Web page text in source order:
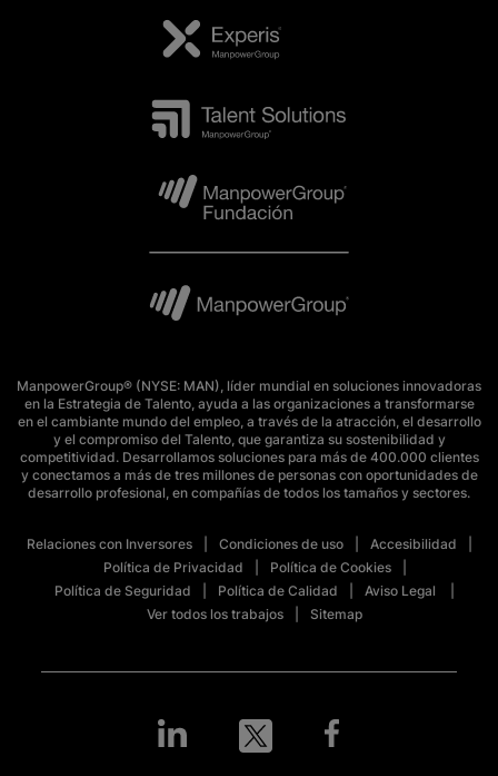
ManpowerGroup® (NYSE: MAN), líder mundial en soluciones innovadoras
en la Estrategia de Talento, ayuda a las organizaciones a transformarse
en el cambiante mundo del empleo, a través de la atracción, el desarrollo
y el compromiso del Talento, que garantiza su sostenibilidad y
competitividad. Desarrollamos soluciones para más de 400.000 clientes
y conectamos a más de tres millones de personas con oportunidades de
desarrollo profesional, en compañías de todos los tamaños y sectores.
Relaciones con Inversores Condiciones de uso
Accesibilidad
Política de Privacidad
Política de Cookies
Política de Seguridad
Política de Calidad
Aviso Legal
Ver todos los trabajos
Sitemap